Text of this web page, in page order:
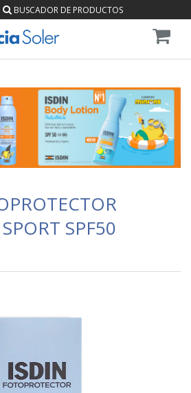
BUSCADOR DE PRODUCTOS
SPF50